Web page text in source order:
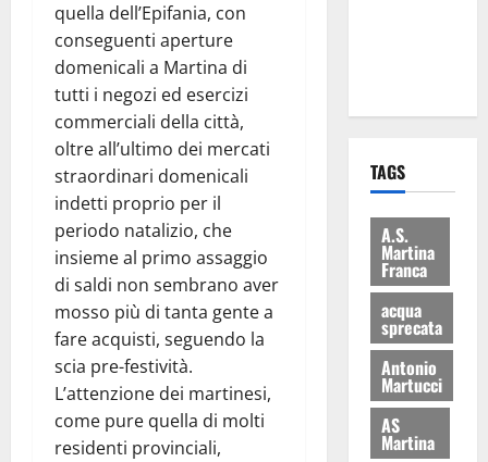
quella dell’Epifania, con
conseguenti aperture
domenicali a Martina di
tutti i negozi ed esercizi
commerciali della città,
oltre all’ultimo dei mercati
straordinari domenicali
indetti proprio per il
periodo natalizio, che
insieme al primo assaggio
di saldi non sembrano aver
mosso più di tanta gente a
fare acquisti, seguendo la
scia pre-festività.
L’attenzione dei martinesi,
come pure quella di molti
residenti provinciali,
TAGS
A.S.
Martina
Franca
acqua
sprecata
Antonio
Martucci
AS
Martina